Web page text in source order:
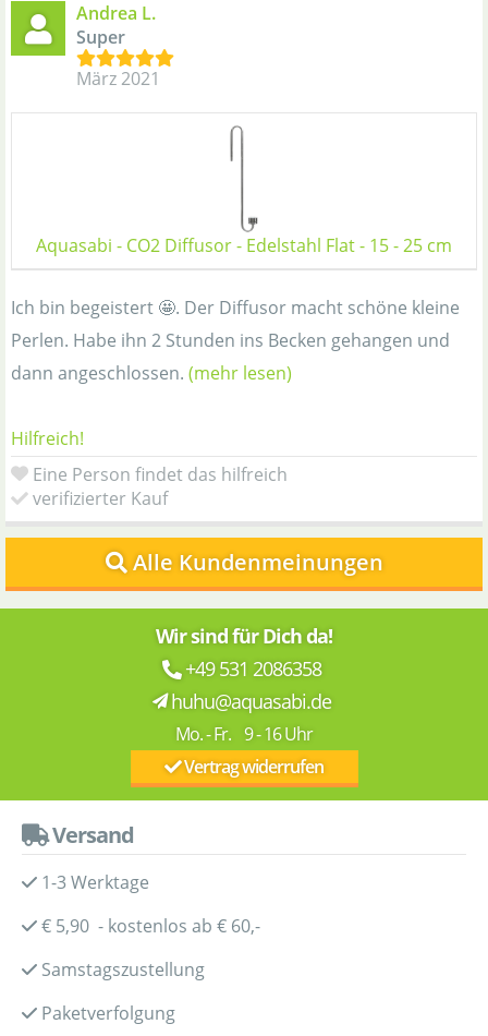
Andrea L.
Super
März 2021
Aquasabi - CO2 Diffusor - Edelstahl Flat - 15 - 25 cm
Ich bin begeistert 🤩. Der Diffusor macht schöne kleine
Perlen. Habe ihn 2 Stunden ins Becken gehangen und
dann angeschlossen. (mehr lesen)
Hilfreich!
Eine Person findet das hilfreich
verifizierter Kauf
Alle Kundenmeinungen
Wir sind für Dich da!
+49 531 2086358
huhu@aquasabi.de
Mo. - Fr. 9 - 16 Uhr
Vertrag widerrufen
Versand
1-3 Werktage
€ 5,90 - kostenlos ab € 60,-
Samstagszustellung
Paketverfolgung